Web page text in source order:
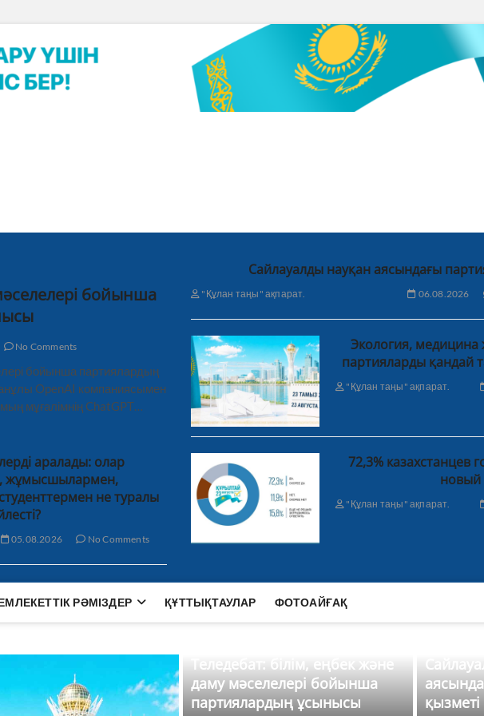
бойынша
No Comments
бойынша партиялардың
OpenAI компаниясымен
мұғалімнің ChatGPT…
Сайлауалды науқан аясындағы
"Құлан таңы" ақпарат. 06.08.2026
Экология, медицина
партияларды қандай
"Құлан таңы" ақпарат.
аралады: олар
жұмысшылармен,
не туралы
05.08.2026 No Comments
72,3% казахстанцев
новый
"Құлан таңы" ақпарат.
РӘМІЗДЕР ҚҰТТЫҚТАУЛАР ФОТОАЙҒАҚ
Теледебат: білім, еңбек және
даму мәселелері бойынша
партиялардың ұсынысы
қызметі